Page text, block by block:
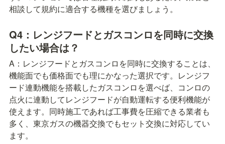
相談して規約に適合する機種を選びましょう。
Q4：レンジフードとガスコンロを同時に交換
したい場合は？
A：レンジフードとガスコンロを同時に交換することは、
機能面でも価格面でも理にかなった選択です。レンジフ
ード連動機能を搭載したガスコンロを選べば、コンロの
点火に連動してレンジフードが自動運転する便利機能が
使えます。同時施工であれば工事費を圧縮できる業者も
多く、東京ガスの機器交換でもセット交換に対応してい
ます。